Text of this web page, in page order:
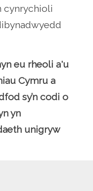
cynrychioli
eu rheoli a'u
Cymru a
sy’n codi o
yn
unigryw